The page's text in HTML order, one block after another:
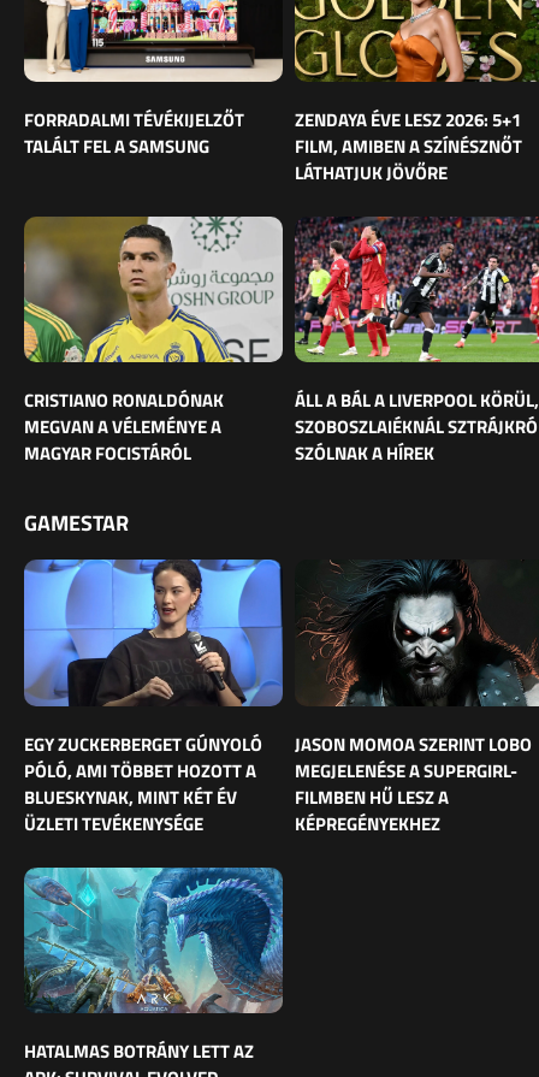
FORRADALMI TÉVÉKIJELZŐT
TALÁLT FEL A SAMSUNG
ZENDAYA ÉVE LESZ 2026: 5+1
FILM, AMIBEN A SZÍNÉSZNŐT
LÁTHATJUK JÖVŐRE
CRISTIANO RONALDÓNAK
MEGVAN A VÉLEMÉNYE A
MAGYAR FOCISTÁRÓL
ÁLL A BÁL A LIVERPOOL KÖRÜL,
SZOBOSZLAIÉKNÁL
SZÓLNAK A HÍREK
GAMESTAR
EGY ZUCKERBERGET GÚNYOLÓ
PÓLÓ, AMI TÖBBET HOZOTT A
BLUESKYNAK, MINT KÉT ÉV
ÜZLETI TEVÉKENYSÉGE
JASON MOMOA SZERINT LOBO
MEGJELENÉSE A SUPERGIRL-
FILMBEN HŰ LESZ A
KÉPREGÉNYEKHEZ
HATALMAS BOTRÁNY LETT AZ